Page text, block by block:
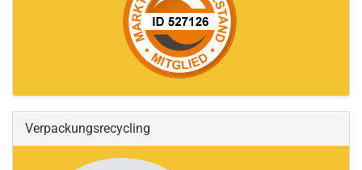
Verpackungsrecycling